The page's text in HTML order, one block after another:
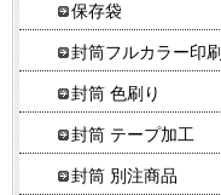
保存袋
封筒フルカラー印刷
封筒 色刷り
封筒 テープ加工
封筒 別注商品